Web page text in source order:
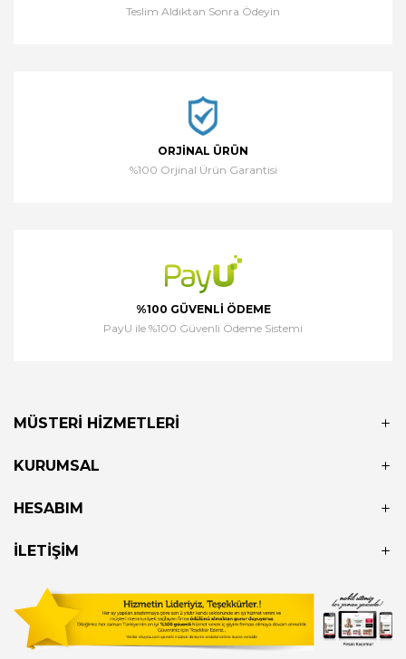
Teslim Aldıktan Sonra Ödeyin
ORJINAL ÜRÜN
%100 Orjinal Ürün Garantisi
%100 GÜVENLI ÖDEME
PayU ile %100 Güvenli Ödeme Sistemi
MÜSTERI HIZMETLERI
KURUMSAL
HESABIM
İLETIŞIM